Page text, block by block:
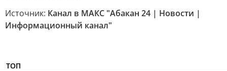
Источник: Канал в МАКС "Абакан 24 | Новости |
Информационный канал"
ТОП